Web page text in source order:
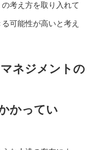
考え方を取り入れて
可能性が高いと考え
ネジメントの
かってい